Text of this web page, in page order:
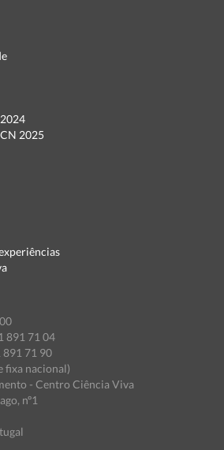
2025
891 71 04
891 71 90
fixa nacional)
- Centro Ciência Viva
nº1